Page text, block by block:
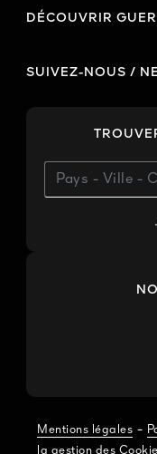
DÉCOUVRIR
SUIVEZ-NOUS /
Mentions légales -
la gestion des